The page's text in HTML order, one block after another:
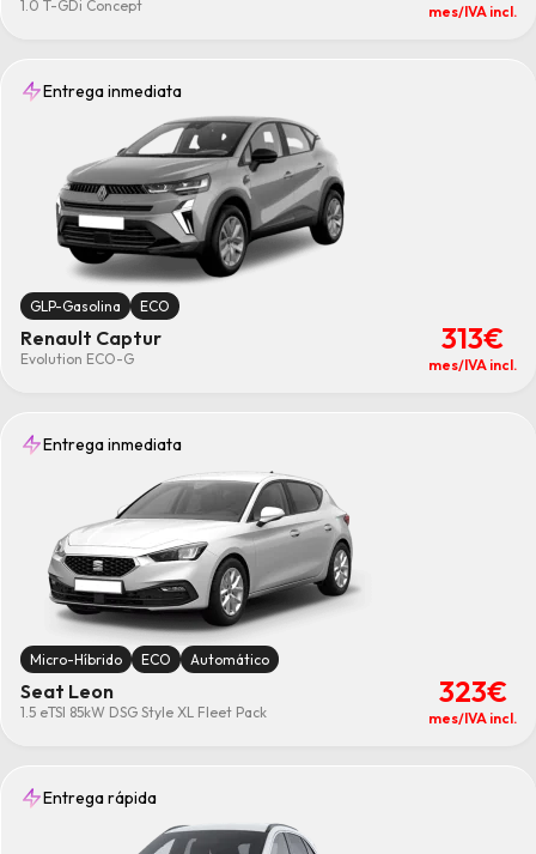
1.0 T-GDi Concept mes/IVA incl.
Entrega inmediata
GLP-Gasolina ECO
Renault Captur
Evolution ECO-G
313€
mes/IVA incl.
Entrega inmediata
Micro-Híbrido ECO Automático
Seat Leon
1.5 eTSI 85kW DSG Style XL Fleet Pack
323€
mes/IVA incl.
Entrega rápida